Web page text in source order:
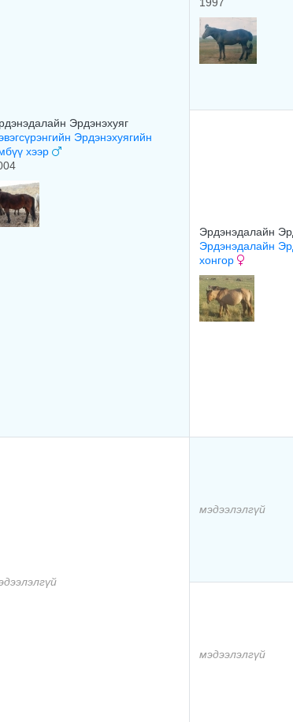
Эрдэнэхуяг
Эрдэнэхуягийн
хээр
Эрдэнэдалайн
Эрдэнэдалайн
хонгор
мэдээлэлгүй
мэдээлэлгүй